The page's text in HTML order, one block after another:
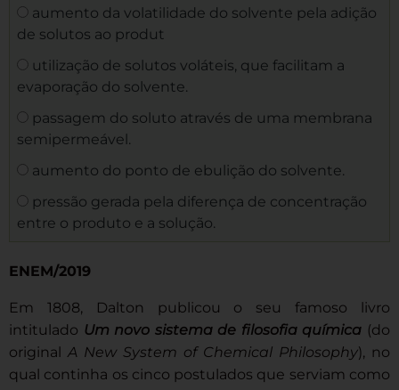
aumento da volatilidade do solvente pela adição
de solutos ao produt
utilização de solutos voláteis, que facilitam a
evaporação do solvente.
passagem do soluto através de uma membrana
semipermeável.
aumento do ponto de ebulição do solvente.
pressão gerada pela diferença de concentração
entre o produto e a solução.
ENEM/2019
Em 1808, Dalton publicou o seu famoso livro
intitulado Um novo sistema de filosofia química (do
original A New System of Chemical Philosophy), no
qual continha os cinco postulados que serviam como